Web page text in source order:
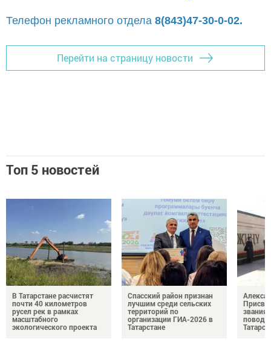
Телефон рекламного отдела 8(843)47-30-0-02.
Перейти на страницу новости
Топ 5 новостей
В Татарстане расчистят
почти 40 километров
русел рек в рамках
масштабного
экологического проекта
Спасский район признан
лучшим среди сельских
территорий по
организации ГИА-2026 в
Татарстане
звания
повод